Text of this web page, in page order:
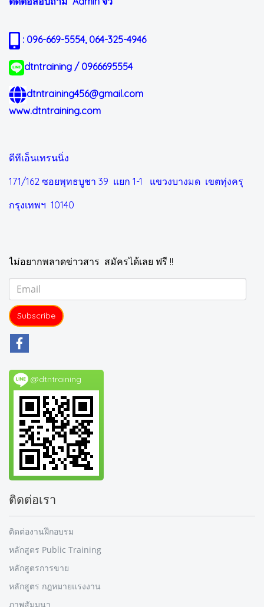
: 096-669-5554, 064-325-4946
dtntraining / 0966695554
dtntraining456@gmail.com
www.dtntraining.com
ดีทีเอ็นเทรนนิ่ง
171/162 ซอยพุทธบูชา 39 แยก 1-1 แขวงบางมด เขตทุ่งครุ
กรุงเทพฯ 10140
ไม่อยากพลาดข่าวสาร สมัครได้เลย ฟรี !!
Subscribe
@dtntraining
ติดต่อเรา
ติดต่องานฝึกอบรม
หลักสูตร Public Training
หลักสูตรการขาย
หลักสูตร กฎหมายแรงงาน
ภาพสัมมนา